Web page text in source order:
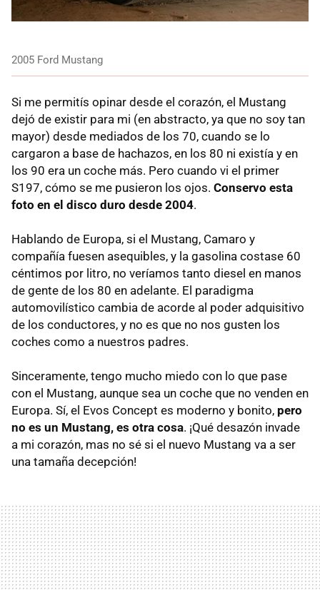
2005 Ford Mustang
Si me permitís opinar desde el corazón, el Mustang
dejó de existir para mi (en abstracto, ya que no soy tan
mayor) desde mediados de los 70, cuando se lo
cargaron a base de hachazos, en los 80 ni existía y en
los 90 era un coche más. Pero cuando vi el primer
S197, cómo se me pusieron los ojos. Conservo esta
foto en el disco duro desde 2004.
Hablando de Europa, si el Mustang, Camaro y
compañía fuesen asequibles, y la gasolina costase 60
céntimos por litro, no veríamos tanto diesel en manos
de gente de los 80 en adelante. El paradigma
automovilístico cambia de acorde al poder adquisitivo
de los conductores, y no es que no nos gusten los
coches como a nuestros padres.
Sinceramente, tengo mucho miedo con lo que pase
con el Mustang, aunque sea un coche que no venden en
Europa. Sí, el Evos Concept es moderno y bonito, pero
no es un Mustang, es otra cosa. ¡Qué desazón invade
a mi corazón, mas no sé si el nuevo Mustang va a ser
una tamaña decepción!